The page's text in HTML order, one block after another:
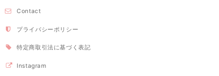
Contact
プライバシーポリシー
特定商取引法に基づく表記
Instagram